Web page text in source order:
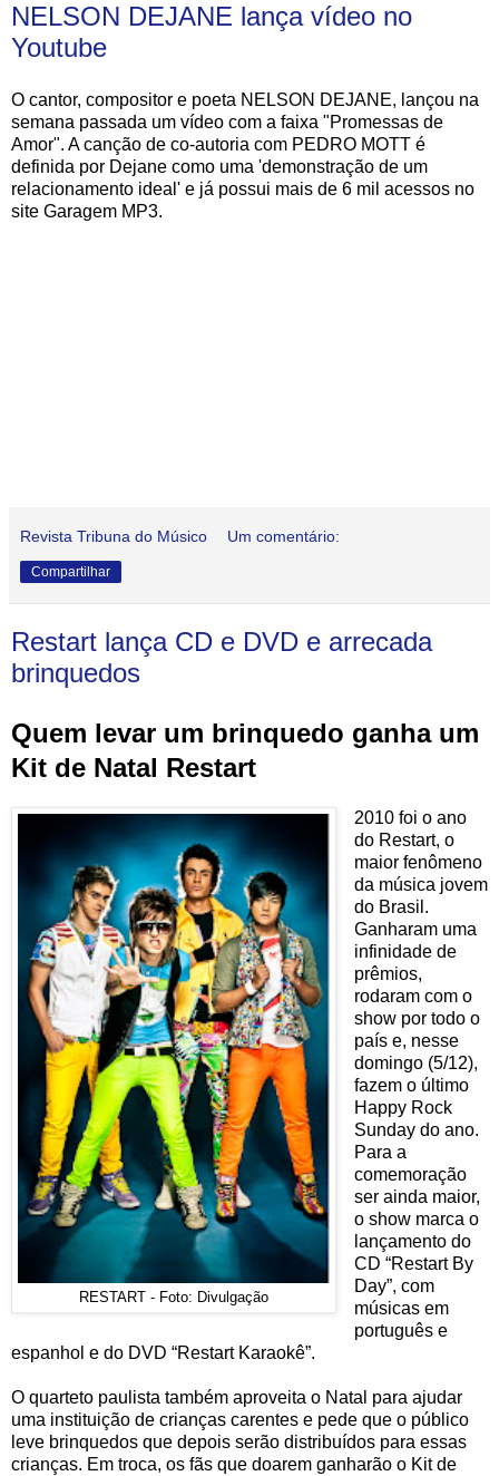
NELSON DEJANE lança vídeo no
Youtube
O cantor, compositor e poeta NELSON DEJANE, lançou na
semana passada um vídeo com a faixa "Promessas de
Amor". A canção de co-autoria com PEDRO MOTT é
definida por Dejane como uma 'demonstração de um
relacionamento ideal' e já possui mais de 6 mil acessos no
site Garagem MP3.
Revista Tribuna do Músico Um comentário:
Compartilhar
Restart lança CD e DVD e arrecada
brinquedos
Quem levar um brinquedo ganha um
Kit de Natal Restart
RESTART - Foto: Divulgação
2010 foi o ano
do Restart, o
maior fenômeno
da música jovem
do Brasil.
Ganharam uma
infinidade de
prêmios,
rodaram com o
show por todo o
país e, nesse
domingo (5/12),
fazem o último
Happy Rock
Sunday do ano.
Para a
comemoração
ser ainda maior,
o show marca o
lançamento do
CD “Restart By
Day”, com
músicas em
português e
espanhol e do DVD “Restart Karaokê”.
O quarteto paulista também aproveita o Natal para ajudar
uma instituição de crianças carentes e pede que o público
leve brinquedos que depois serão distribuídos para essas
crianças. Em troca, os fãs que doarem ganharão o Kit de